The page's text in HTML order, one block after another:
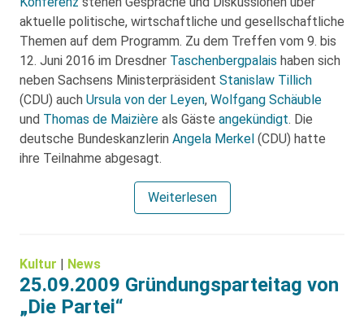
aktuelle politische, wirtschaftliche und gesellschaftliche
Themen auf dem Programm. Zu dem Treffen vom 9. bis
12. Juni 2016 im Dresdner Taschenbergpalais haben sich
neben Sachsens Ministerpräsident Stanislaw Tillich
(CDU) auch Ursula von der Leyen, Wolfgang Schäuble
und Thomas de Maizière als Gäste angekündigt. Die
deutsche Bundeskanzlerin Angela Merkel (CDU) hatte
ihre Teilnahme abgesagt.
Weiterlesen
Kultur | News
25.09.2009 Gründungsparteitag von
„Die Partei“